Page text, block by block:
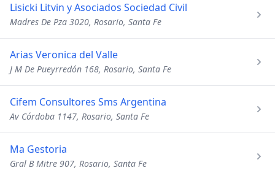
Lisicki Litvin y Asociados Sociedad Civil
Madres De Pza 3020, Rosario, Santa Fe
Arias Veronica del Valle
J M De Pueyrredón 168, Rosario, Santa Fe
Cifem Consultores Sms Argentina
Av Córdoba 1147, Rosario, Santa Fe
Ma Gestoria
Gral B Mitre 907, Rosario, Santa Fe